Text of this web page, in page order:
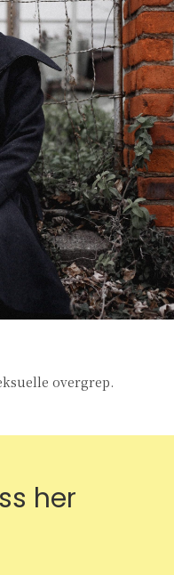
overgrep.
her